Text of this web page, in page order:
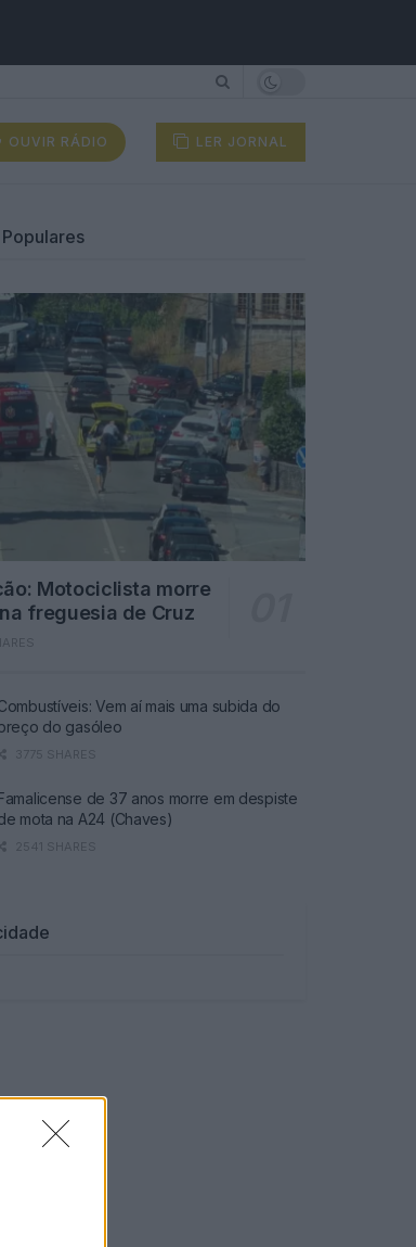
OUVIR RÁDIO LER JORNAL
Motociclista morre
freguesia de Cruz
Vem aí mais uma subida do
do gasóleo
3775 SHARES
de 37 anos morre em despiste
mota na A24 (Chaves)
2541 SHARES